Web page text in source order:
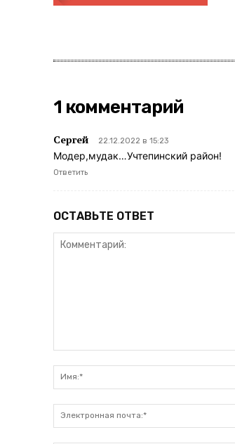
1 комментарий
Сергей 22.12.2022 в 15:23
Модер,мудак…Учтепинский район!
Ответить
ОСТАВЬТЕ ОТВЕТ